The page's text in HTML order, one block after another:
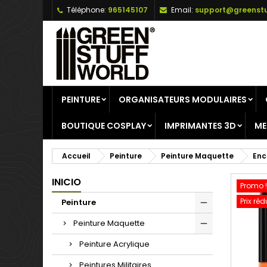
Téléphone: 965145107 Email:
PEINTURE ORGANISATEURS MODULAIRES
BOUTIQUE COSPLAY IMPRIMANTES 3D
Accueil Peinture Peinture Maquette
INICIO
Peinture
Peinture Maquette
Peinture Acrylique
Promo !
Prix